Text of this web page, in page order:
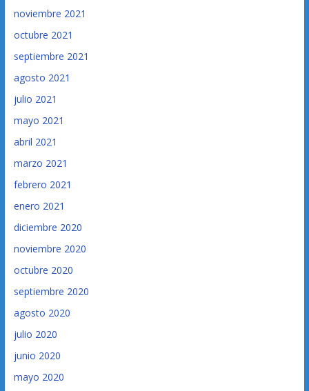
noviembre 2021
octubre 2021
septiembre 2021
agosto 2021
julio 2021
mayo 2021
abril 2021
marzo 2021
febrero 2021
enero 2021
diciembre 2020
noviembre 2020
octubre 2020
septiembre 2020
agosto 2020
julio 2020
junio 2020
mayo 2020